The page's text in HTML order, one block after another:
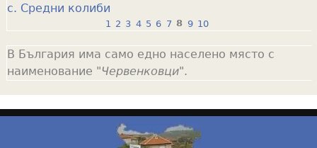
с. Средни колиби
a
g
e
1 2 3 4 5 6 7 8 9 10
В България има само едно населено място с
наименование "Червенковци".